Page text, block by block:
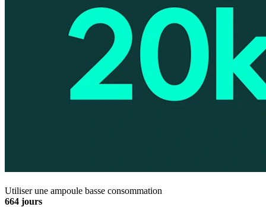
Utiliser une ampoule basse consommation
664 jours